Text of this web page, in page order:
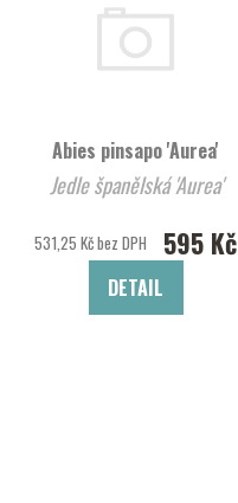
Abies pinsapo 'Aurea'
Jedle španělská 'Aurea'
531,25 Kč bez DPH 595 Kč
DETAIL